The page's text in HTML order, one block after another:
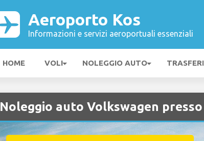
Aeroporto Kos
Informazioni e servizi aeroportuali essenziali
HOME VOLI NOLEGGIO AUTO
Noleggio auto Volkswagen